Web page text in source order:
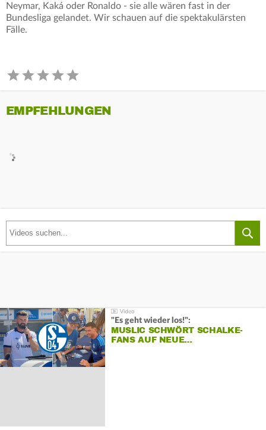
Neymar, Kaká oder Ronaldo - sie alle wären fast in der
Bundesliga gelandet. Wir schauen auf die spektakulärsten
Fälle.
EMPFEHLUNGEN
"Es geht wieder los!":
MUSLIC SCHWÖRT SCHALKE-
FANS AUF NEUE…